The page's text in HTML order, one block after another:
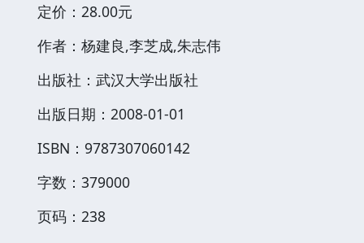
定价：28.00元
作者：杨建良,李芝成,朱志伟
出版社：武汉大学出版社
出版日期：2008-01-01
ISBN：9787307060142
字数：379000
页码：238